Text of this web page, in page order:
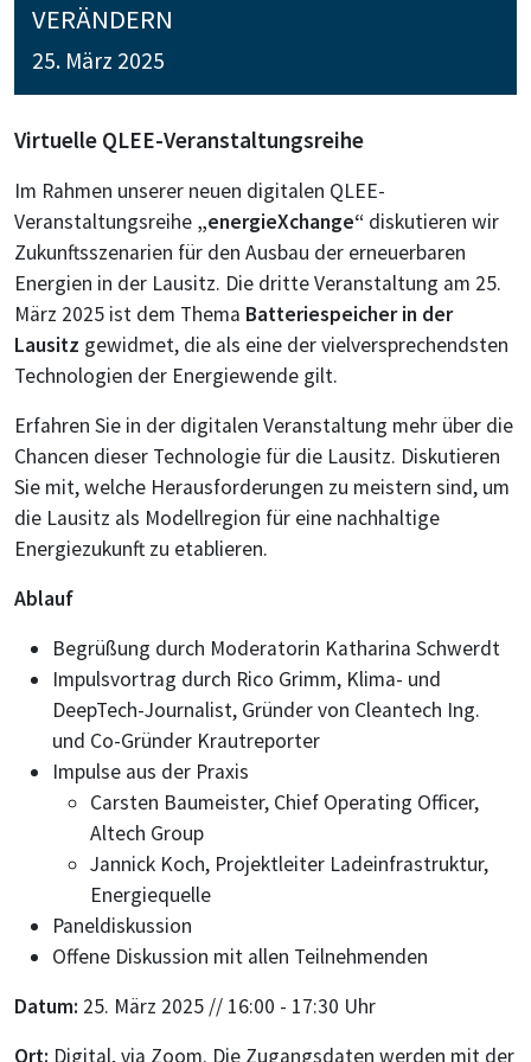
VERÄNDERN
25. März 2025
Virtuelle QLEE-Veranstaltungsreihe
Im Rahmen unserer neuen digitalen QLEE-
Veranstaltungsreihe „energieXchange“ diskutieren wir
Zukunftsszenarien für den Ausbau der erneuerbaren
Energien in der Lausitz. Die dritte Veranstaltung am 25.
März 2025 ist dem Thema Batteriespeicher in der
Lausitz gewidmet, die als eine der vielversprechendsten
Technologien der Energiewende gilt.
Erfahren Sie in der digitalen Veranstaltung mehr über die
Chancen dieser Technologie für die Lausitz. Diskutieren
Sie mit, welche Herausforderungen zu meistern sind, um
die Lausitz als Modellregion für eine nachhaltige
Energiezukunft zu etablieren.
Ablauf
Begrüßung durch Moderatorin Katharina Schwerdt
Impulsvortrag durch Rico Grimm, Klima- und
DeepTech-Journalist, Gründer von Cleantech Ing.
und Co-Gründer Krautreporter
Impulse aus der Praxis
Carsten Baumeister, Chief Operating Officer,
Altech Group
Jannick Koch, Projektleiter Ladeinfrastruktur,
Energiequelle
Paneldiskussion
Offene Diskussion mit allen Teilnehmenden
Datum: 25. März 2025 // 16:00 - 17:30 Uhr
Ort: Digital, via Zoom. Die Zugangsdaten werden mit der